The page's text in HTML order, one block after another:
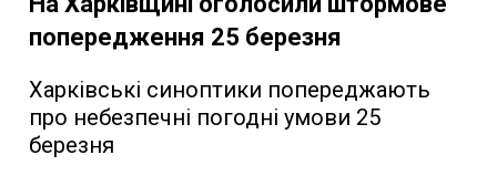
попередження 25 березня
Харківські синоптики попереджають
про небезпечні погодні умови 25
березня